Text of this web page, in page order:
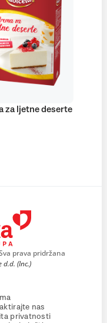
za ljetne deserte
prava pridržana
(Inc.)
nas
privatnosti